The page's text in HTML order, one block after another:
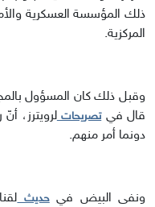
ذلك المؤسسة العسكرية
المركزية.
وقبل ذلك كان المسؤول
قال فيتصريحاتلرويترز،
دونما أمر منهم.
ونفى البيض فيحديث